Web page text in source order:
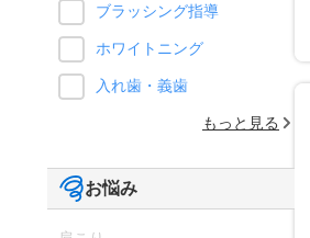
ブラッシング指導
ホワイトニング
入れ歯・義歯
もっと見る
お悩み